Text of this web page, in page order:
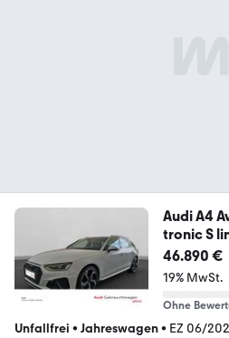
Audi A4
tronic S
46.890 €
19% MwSt.
Ohne
Unfallfrei • Jahreswagen• EZ 06/